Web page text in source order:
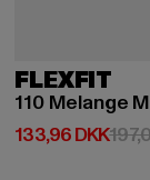
FLEXFIT
110 Melange
133,96 DKK
Nuværende pris: